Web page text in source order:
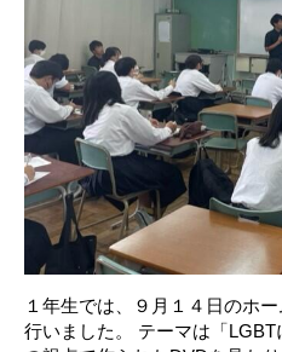
１年生では、９月１４日のホ
行いました。 テーマは「